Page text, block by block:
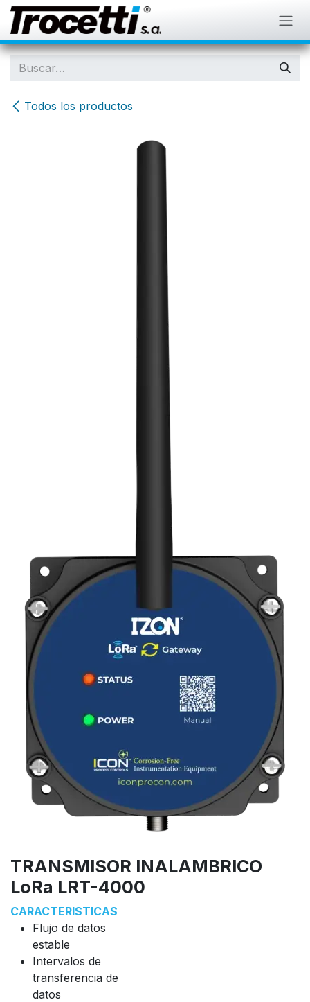
IR AL CONTENIDO
Todos los productos
TRANSMISOR INALAMBRICO
LoRa LRT-4000
CARACTERISTICAS
Flujo de datos
estable
Intervalos de
transferencia de
datos